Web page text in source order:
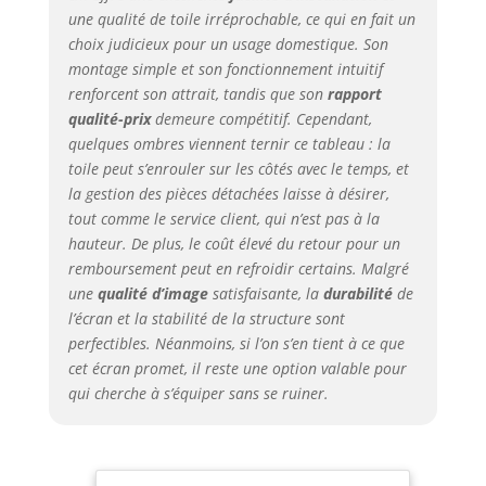
vision de >150°
pour une image
lumineuse et
uniforme avec les
projecteurs LCD,
LED et DLP. Boîtier
stable – boîtier
métallique
compact, robuste
et durable,
montage mural ou
au plafond facile
Masquage noir
pour un contraste
optimal – le
masquage complet
et un dos noir
garantissent une
une qualité de toile irréprochable, ce qui en fait un
choix judicieux pour un usage domestique. Son
montage simple et son fonctionnement intuitif
renforcent son attrait, tandis que son rapport
qualité-prixdemeure compétitif. Cependant,
quelques ombres viennent ternir ce tableau : la
toile peut s’enrouler sur les côtés avec le temps, et
la gestion des pièces détachées laisse à désirer,
tout comme le service client, qui n’est pas à la
hauteur. De plus, le coût élevé du retour pour un
remboursement peut en refroidir certains. Malgré
une qualité d’imagesatisfaisante, la durabilitéde
l’écran et la stabilité de la structure sont
perfectibles. Néanmoins, si l’on s’en tient à ce que
cet écran promet, il reste une option valable pour
qui cherche à s’équiper sans se ruiner.